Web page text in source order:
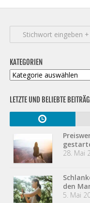
KATEGORIEN
Kategorien
LETZTE UND BELIEBTE
28. Mai
den
5. Mai